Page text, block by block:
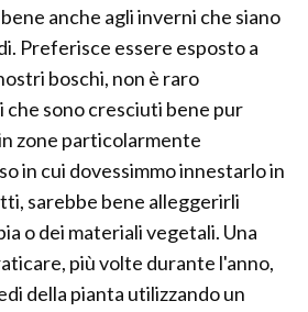
anche agli inverni che siano
Preferisce essere esposto a
boschi, non è raro
sono cresciuti bene pur
zone particolarmente
in cui dovessimmo innestarlo in
sarebbe bene alleggerirli
o dei materiali vegetali. Una
più volte durante l'anno,
della pianta utilizzando un